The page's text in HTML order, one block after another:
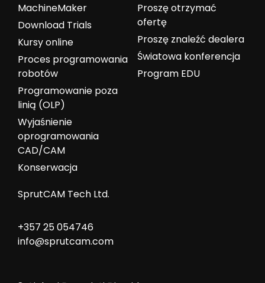
Proszę otrzymać
ofertę
Proszę znaleźć dealera
Światowa konferencja
Program EDU
MachineMaker
Download Trials
Kursy online
Proces programowania
robotów
Programowanie poza
linią (OLP)
Wyjaśnienie
oprogramowania
CAD/CAM
Konserwacja
SprutCAM Tech Ltd.
+357 25 054746
info@sprutcam.com